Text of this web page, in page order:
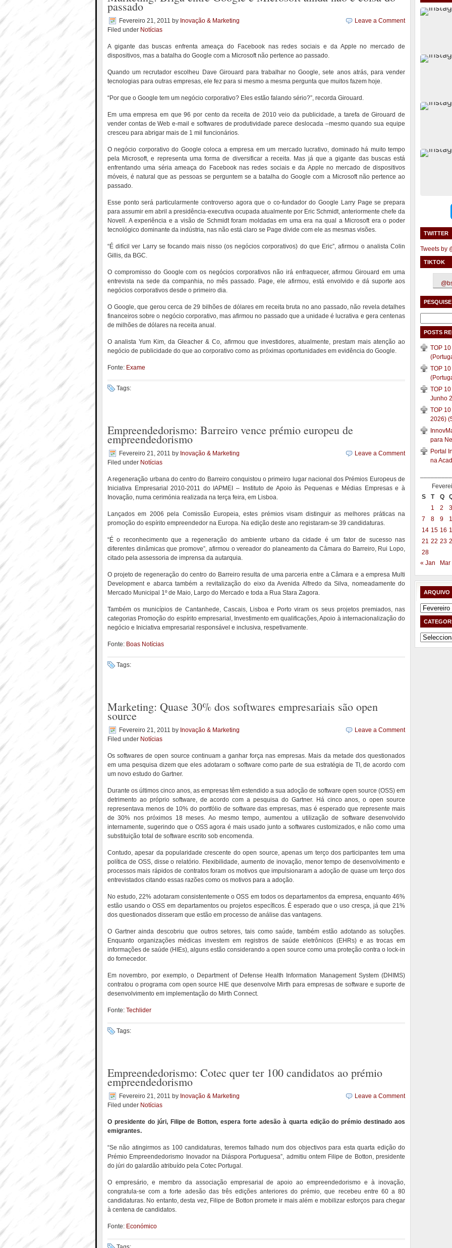
passado
Fevereiro 21, 2011 by Inovação & Marketing
Filed under Notícias
Leave a Comment
A gigante das buscas enfrenta ameaça do Facebook nas redes sociais e da Apple no mercado de
dispositivos, mas a batalha do Google com a Microsoft não pertence ao passado.
Quando um recrutador escolheu Dave Girouard para trabalhar no Google, sete anos atrás, para vender
tecnologias para outras empresas, ele fez para si mesmo a mesma pergunta que muitos fazem hoje.
“Por que o Google tem um negócio corporativo? Eles estão falando sério?”, recorda Girouard.
Em uma empresa em que 96 por cento da receita de 2010 veio da publicidade, a tarefa de Girouard de
vender contas de Web e-mail e softwares de produtividade parece deslocada –mesmo quando sua equipe
cresceu para abrigar mais de 1 mil funcionários.
O negócio corporativo do Google coloca a empresa em um mercado lucrativo, dominado há muito tempo
pela Microsoft, e representa uma forma de diversificar a receita. Mas já que a gigante das buscas está
enfrentando uma séria ameaça do Facebook nas redes sociais e da Apple no mercado de dispositivos
móveis, é natural que as pessoas se perguntem se a batalha do Google com a Microsoft não pertence ao
passado.
Esse ponto será particularmente controverso agora que o co-fundador do Google Larry Page se prepara
para assumir em abril a presidência-executiva ocupada atualmente por Eric Schmidt, anteriormente chefe da
Novell. A experiência e a visão de Schmidt foram moldadas em uma era na qual a Microsoft era o poder
tecnológico dominante da indústria, nas não está claro se Page divide com ele as mesmas visões.
“É difícil ver Larry se focando mais nisso (os negócios corporativos) do que Eric”, afirmou o analista Colin
Gillis, da BGC.
O compromisso do Google com os negócios corporativos não irá enfraquecer, afirmou Girouard em uma
entrevista na sede da companhia, no mês passado. Page, ele afirmou, está envolvido e dá suporte aos
negócios corporativos desde o primeiro dia.
O Google, que gerou cerca de 29 bilhões de dólares em receita bruta no ano passado, não revela detalhes
financeiros sobre o negócio corporativo, mas afirmou no passado que a unidade é lucrativa e gera centenas
de milhões de dólares na receita anual.
O analista Yum Kim, da Gleacher & Co, afirmou que investidores, atualmente, prestam mais atenção ao
negócio de publicidade do que ao corporativo como as próximas oportunidades em evidência do Google.
Fonte: Exame
Tags:
Empreendedorismo: Barreiro vence prémio europeu de
empreendedorismo
Fevereiro 21, 2011 by Inovação & Marketing
Filed under Notícias
Leave a Comment
A regeneração urbana do centro do Barreiro conquistou o primeiro lugar nacional dos Prémios Europeus de
Iniciativa Empresarial 2010-2011 do IAPMEI – Instituto de Apoio às Pequenas e Médias Empresas e à
Inovação, numa cerimónia realizada na terça feira, em Lisboa.
Lançados em 2006 pela Comissão Europeia, estes prémios visam distinguir as melhores práticas na
promoção do espírito empreendedor na Europa. Na edição deste ano registaram-se 39 candidaturas.
“É o reconhecimento que a regeneração do ambiente urbano da cidade é um fator de sucesso nas
diferentes dinâmicas que promove”, afirmou o vereador do planeamento da Câmara do Barreiro, Rui Lopo,
citado pela assessoria de imprensa da autarquia.
O projeto de regeneração do centro do Barreiro resulta de uma parceria entre a Câmara e a empresa Multi
Development e abarca também a revitalização do eixo da Avenida Alfredo da Silva, nomeadamente do
Mercado Municipal 1º de Maio, Largo do Mercado e toda a Rua Stara Zagora.
Também os municípios de Cantanhede, Cascais, Lisboa e Porto viram os seus projetos premiados, nas
categorias Promoção do espírito empresarial, Investimento em qualificações, Apoio à internacionalização do
negócio e Iniciativa empresarial responsável e inclusiva, respetivamente.
Fonte: Boas Notícias
Tags:
Marketing: Quase 30% dos softwares empresariais são open
source
Fevereiro 21, 2011 by Inovação & Marketing
Filed under Notícias
Leave a Comment
Os softwares de open source continuam a ganhar força nas empresas. Mais da metade dos questionados
em uma pesquisa dizem que eles adotaram o software como parte de sua estratégia de TI, de acordo com
um novo estudo do Gartner.
Durante os últimos cinco anos, as empresas têm estendido a sua adoção de software open source (OSS) em
detrimento ao próprio software, de acordo com a pesquisa do Gartner. Há cinco anos, o open source
representava menos de 10% do portfólio de software das empresas, mas é esperado que represente mais
de 30% nos próximos 18 meses. Ao mesmo tempo, aumentou a utilização de software desenvolvido
internamente, sugerindo que o OSS agora é mais usado junto a softwares customizados, e não como uma
substituição total de software escrito sob encomenda.
Contudo, apesar da popularidade crescente do open source, apenas um terço dos participantes tem uma
política de OSS, disse o relatório. Flexibilidade, aumento de inovação, menor tempo de desenvolvimento e
processos mais rápidos de contratos foram os motivos que impulsionaram a adoção de quase um terço dos
entrevistados citando essas razões como os motivos para a adoção.
No estudo, 22% adotaram consistentemente o OSS em todos os departamentos da empresa, enquanto 46%
estão usando o OSS em departamentos ou projetos específicos. É esperado que o uso cresça, já que 21%
dos questionados disseram que estão em processo de análise das vantagens.
O Gartner ainda descobriu que outros setores, tais como saúde, também estão adotando as soluções.
Enquanto organizações médicas investem em registros de saúde eletrônicos (EHRs) e as trocas em
informações de saúde (HIEs), alguns estão considerando a open source como uma proteção contra o lock-in
do fornecedor.
Em novembro, por exemplo, o Department of Defense Health Information Management System (DHIMS)
contratou o programa com open source HIE que desenvolve Mirth para empresas de software e suporte de
desenvolvimento em implementação do Mirth Connect.
Fonte: Techlider
Tags:
Empreendedorismo: Cotec quer ter 100 candidatos ao prémio
empreendedorismo
Fevereiro 21, 2011 by Inovação & Marketing
Filed under Notícias
Leave a Comment
O presidente do júri, Filipe de Botton, espera forte adesão à quarta edição do prémio destinado aos
emigrantes.
“Se não atingirmos as 100 candidaturas, teremos falhado num dos objectivos para esta quarta edição do
Prémio Empreendedorismo Inovador na Diáspora Portuguesa”, admitiu ontem Filipe de Botton, presidente
do júri do galardão atribuído pela Cotec Portugal.
O empresário, e membro da associação empresarial de apoio ao empreendedorismo e à inovação,
congratula-se com a forte adesão das três edições anteriores do prémio, que recebeu entre 60 a 80
candidaturas. No entanto, desta vez, Filipe de Botton promete ir mais além e mobilizar esforços para chegar
à centena de candidatos.
Fonte: Económico
TWITTER
Tweets by
TIKTOK
por:
POSTS
TOP
TOP
TOP
Junho
TOP
2026)
para
Portal
na
S
T Q
1
2
3
7
8 9
14 15 16
21 22 23
28
« Jan
Mar
ARQUIVO
Arquivo
Categorias